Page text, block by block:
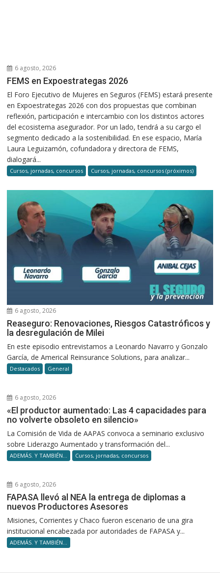
6 agosto, 2026
FEMS en Expoestrategas 2026
El Foro Ejecutivo de Mujeres en Seguros (FEMS) estará presente
en Expoestrategas 2026 con dos propuestas que combinan
reflexión, participación e intercambio con los distintos actores
del ecosistema asegurador. Por un lado, tendrá a su cargo el
segmento dedicado a la sostenibilidad. En ese espacio, María
Laura Leguizamón, cofundadora y directora de FEMS,
dialogará...
Cursos, jornadas, concursos Cursos, jornadas, concursos (próximos)
6 agosto, 2026
Reaseguro: Renovaciones, Riesgos Catastróficos y
la desregulación de Milei
En este episodio entrevistamos a Leonardo Navarro y Gonzalo
García, de Americal Reinsurance Solutions, para analizar...
Destacados General
6 agosto, 2026
«El productor aumentado: Las 4 capacidades para
no volverte obsoleto en silencio»
La Comisión de Vida de AAPAS convoca a seminario exclusivo
sobre Liderazgo Aumentado y transformación del...
ADEMÁS. Y TAMBIÉN... Cursos, jornadas, concursos
6 agosto, 2026
FAPASA llevó al NEA la entrega de diplomas a
nuevos Productores Asesores
Misiones, Corrientes y Chaco fueron escenario de una gira
institucional encabezada por autoridades de FAPASA y...
ADEMÁS. Y TAMBIÉN...